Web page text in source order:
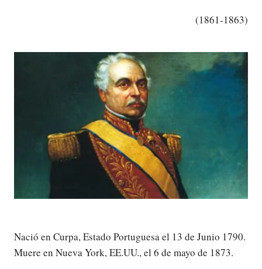
(1861-1863)
Nació en Curpa, Estado Portuguesa el 13 de Junio 1790.
Muere en Nueva York, EE.UU., el 6 de mayo de 1873.